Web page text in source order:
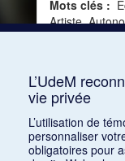
Mots clés :
Artiste,
L’UdeM
vie privée
L’utilisation de
personnaliser
obligatoires pour